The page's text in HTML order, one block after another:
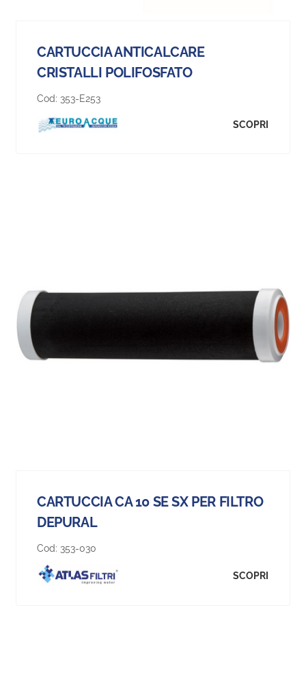
CARTUCCIA ANTICALCARE
CRISTALLI POLIFOSFATO
Cod: 353-E253
SCOPRI
CARTUCCIA CA 10 SE SX PER FILTRO
DEPURAL
Cod: 353-030
SCOPRI